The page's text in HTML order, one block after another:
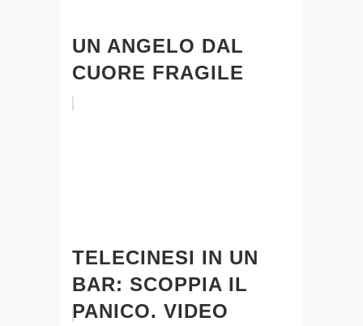
UN ANGELO DAL
CUORE FRAGILE
TELECINESI IN UN
BAR: SCOPPIA IL
PANICO. VIDEO